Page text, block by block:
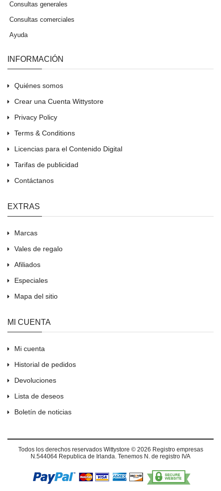
Consultas generales
Consultas comerciales
Ayuda
INFORMACIÓN
Quiénes somos
Crear una Cuenta Wittystore
Privacy Policy
Terms & Conditions
Licencias para el Contenido Digital
Tarifas de publicidad
Contáctanos
EXTRAS
Marcas
Vales de regalo
Afiliados
Especiales
Mapa del sitio
MI CUENTA
Mi cuenta
Historial de pedidos
Devoluciones
Lista de deseos
Boletín de noticias
Todos los derechos reservados Wittystore © 2026 Registro empresas
N.544064 Republica de Irlanda. Tenemos N. de registro IVA